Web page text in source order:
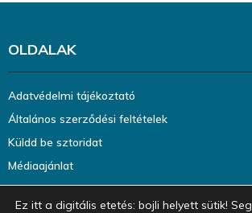
OLDALAK
Adatvédelmi tájékoztató
Általános szerződési feltételek
Küldd be sztoridat
Médiaajánlat
Ez itt a digitális etetés: bojli helyett sütik!